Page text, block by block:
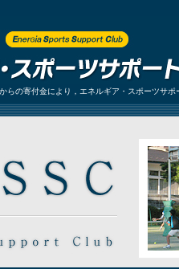
らの寄付金により，エネルギア・スポーツサ